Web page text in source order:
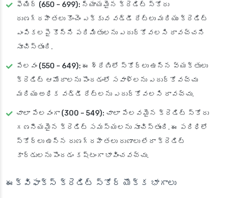
ఫెయిర్ (650 – 699): న్యాయమైన క్రెడిట్ స్కోరు
రుణగ్రహీతలు కొంచెం ఎక్కువ వడ్డీ రేట్లు మరియు క్రెడిట్
ఎంపికలపై కొన్ని పరిమితులను ఎదుర్కోవలసి రావచ్చని
సూచిస్తుంది.
పేలవం (550 – 649): ఈ శ్రేణిలో స్కోర్లు ఉన్న వ్యక్తులు
క్రెడిట్ ఆమోదాలను పొందడంలో సవాళ్లను ఎదుర్కోవచ్చు
మరియు అధిక వడ్డీ రేట్లను ఎదుర్కోవలసి రావచ్చు.
చాలా పేలవంగా (300 – 549): చాలా పేలవమైన క్రెడిట్ స్కోరు
గణనీయమైన క్రెడిట్ సమస్యలను సూచిస్తుంది. ఈ పరిధిలో
స్కోర్‌లు ఉన్న రుణగ్రహీతలు రుణాలు లేదా క్రెడిట్
కార్డులను పొందడం కష్టంగా భావించవచ్చు.
ఈక్విఫాక్స్ క్రెడిట్ స్కోర్ యొక్క భాగాలు